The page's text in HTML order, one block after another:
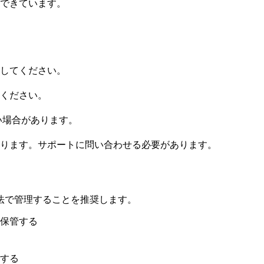
きています。
てください。
ださい。
合があります。
ます。サポートに問い合わせる必要があります。
管理することを推奨します。
管する
る